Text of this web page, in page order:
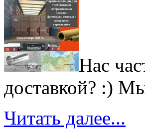
Нас
доставкой? :)
Читать далее...